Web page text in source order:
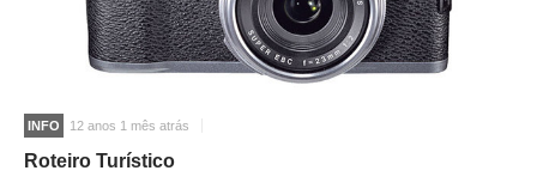
INFO 12 anos 1 mês atrás
Roteiro Turístico